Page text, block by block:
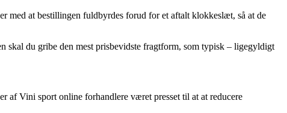
med at bestillingen fuldbyrdes forud for et aftalt klokkeslæt, så at de
skal du gribe den mest prisbevidste fragtform, som typisk – ligegyldigt
af Vini sport online forhandlere været presset til at at reducere